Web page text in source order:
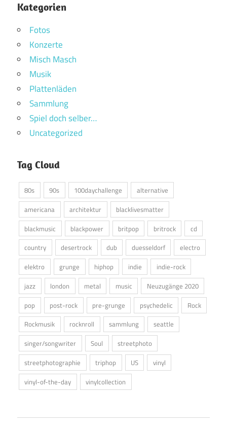
Kategorien
Fotos
Konzerte
Misch Masch
Musik
Plattenläden
Sammlung
Spiel doch selber…
Uncategorized
Tag Cloud
80s 90s 100daychallenge
alternative
americana
architektur
blacklivesmatter
blackmusic
blackpower britpop britrock
cd
country
desertrock dub duesseldorf
electro
elektro
grunge hiphop indie
indie-rock
jazz
london metal music
Neuzugänge 2020
pop
post-rock pre-grunge psychedelic
Rock
Rockmusik
rocknroll sammlung
seattle
singer/songwriter
Soul
streetphoto
streetphotographie
triphop US
vinyl
vinyl-of-the-day
vinylcollection